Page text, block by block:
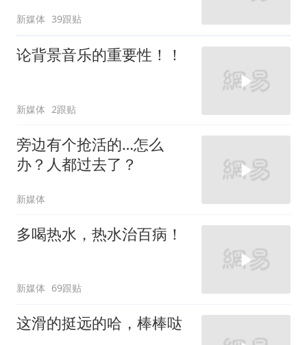
新媒体 39跟贴
论背景音乐的重要性！！
新媒体 2跟贴
旁边有个抢活的…怎么
办？人都过去了？
新媒体
多喝热水，热水治百病！
新媒体 69跟贴
这滑的挺远的哈，棒棒哒